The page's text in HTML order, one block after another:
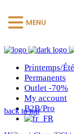
Printemps/
Permanents
Outlet -70%
My account
B2B/Pro
back to top
MENU